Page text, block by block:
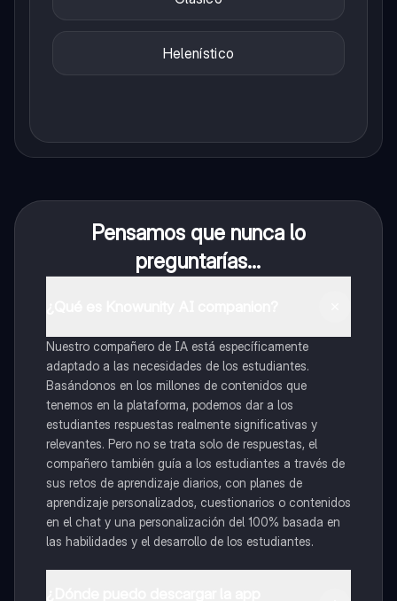
Helenístico
Pensamos que nunca lo
preguntarías...
Nuestro compañero de IA está específicamente
adaptado a las necesidades de los estudiantes.
Basándonos en los millones de contenidos que
tenemos en la plataforma, podemos dar a los
estudiantes respuestas realmente significativas y
relevantes. Pero no se trata solo de respuestas, el
compañero también guía a los estudiantes a través de
sus retos de aprendizaje diarios, con planes de
aprendizaje personalizados, cuestionarios o contenidos
en el chat y una personalización del 100% basada en
las habilidades y el desarrollo de los estudiantes.